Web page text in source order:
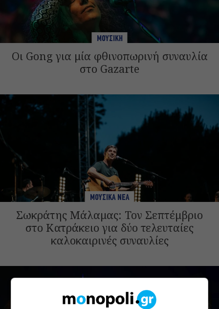
ΜΟΥΣΙΚΗ
Οι Gong για μία φθινοπωρινή συναυλία
στο Gazarte
ΜΟΥΣΙΚΑ ΝΕΑ
Σωκράτης Μάλαμας: Τον Σεπτέμβριο
στο Κατράκειο για δύο τελευταίες
καλοκαιρινές συναυλίες